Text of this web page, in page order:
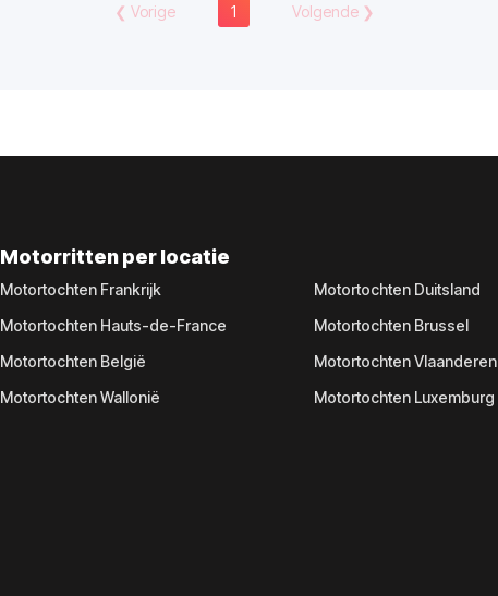
❮ Vorige 1 Volgende❯
Motorritten per locatie
Motortochten Frankrijk
Motortochten Hauts-de-France
Motortochten België
Motortochten Wallonië
Motortochten Duitsland
Motortochten Brussel
Motortochten Vlaanderen
Motortochten Luxemburg